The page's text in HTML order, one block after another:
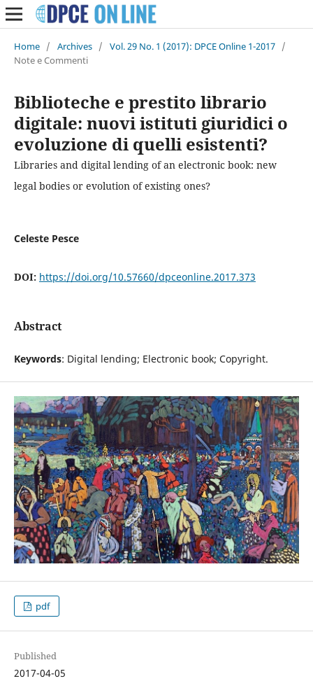
Home / Archives / Vol. 29 No. 1 (2017): DPCE Online 1-2017 /
Note e Commenti
Biblioteche e prestito librario
digitale: nuovi istituti giuridici o
evoluzione di quelli esistenti?
Libraries and digital lending of an electronic book: new
legal bodies or evolution of existing ones?
Celeste Pesce
DOI: https://doi.org/10.57660/dpceonline.2017.373
Abstract
Keywords: Digital lending; Electronic book; Copyright.
pdf
Published
2017-04-05